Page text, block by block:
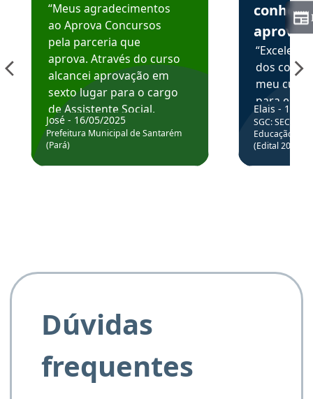
“Meus agradecimentos
ao Aprova Concursos
pela parceria que
aprova. Através do curso
alcancei aprovação em
sexto lugar para o cargo
de Assistente Social.
Hoje estou atuando na
Prefeitura de Santarém.
José - 16/05/2025
Prefeitura Municipal de Santarém
(Pará)
aprova
dos
meu
para
colocar
através
de
Elais - 15/
SGC: SEC BA
Educação
(Edital
Dúvidas
frequentes